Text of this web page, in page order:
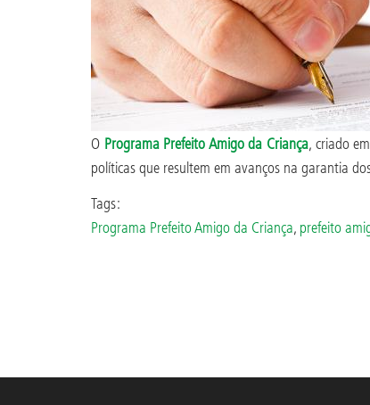
O Programa Prefeito Amigo da Criança, criado
políticas que resultem em avanços na garantia
Tags:
Programa Prefeito Amigo da Criança, prefeito